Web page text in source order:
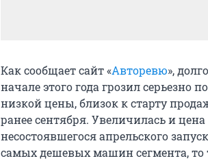
Как сообщает сайт «Авторевю»,
начале этого года грозил
низкой цены, близок к старту
ранее сентября. Увеличилась и
несостоявшегося апрельского
самых дешевых машин сегмента, то